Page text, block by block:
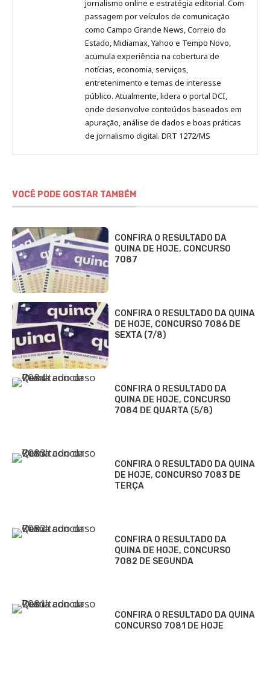
PinterestLinkedInInstagram
FacebookMalagolini
jornalismo online e estratégia editorial. Com
passagem por veículos de comunicação
como Campo Grande News, Correio do
Estado, Midiamax, Yahoo e Tempo Novo,
acumula experiência na cobertura de
notícias, economia, serviços,
entretenimento e temas de interesse
público. Atualmente, lidera o portal DCI,
onde desenvolve conteúdos baseados em
apuração, análise de dados e boas práticas
de jornalismo digital. DRT 1272/MS
VOCÊ PODE GOSTAR TAMBÉM
CONFIRA O RESULTADO DA
QUINA DE HOJE, CONCURSO
7087
CONFIRA O RESULTADO DA QUINA
DE HOJE, CONCURSO 7086 DE
SEXTA (7/8)
CONFIRA O RESULTADO DA
QUINA DE HOJE, CONCURSO
7084 DE QUARTA (5/8)
CONFIRA O RESULTADO DA QUINA
DE HOJE, CONCURSO 7083 DE
TERÇA
CONFIRA O RESULTADO DA
QUINA DE HOJE, CONCURSO
7082 DE SEGUNDA
CONFIRA O RESULTADO DA QUINA
CONCURSO 7081 DE HOJE